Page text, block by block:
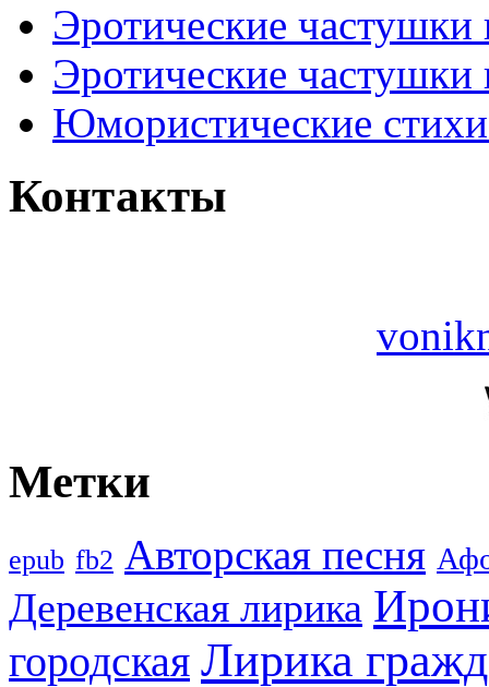
Эротические
Эротические
Юмористические
Контакты
Метки
epub fb2 Авторская песня
Деревенская лирика
городская Лирика